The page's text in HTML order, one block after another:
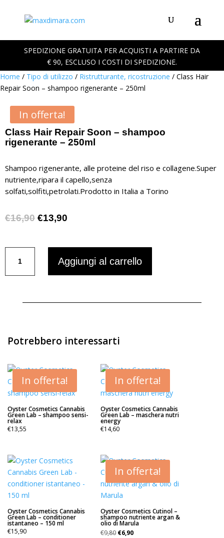
SPEDIZIONE GRATUITA PER ACQUISTI A PARTIRE DA
€ 90, ESCLUSO I COSTI DI SPEDIZIONE.
Home / Tipo di utilizzo / Ristrutturante, ricostruzione / Class Hair
Repair Soon – shampoo rigenerante – 250ml
In offerta!
Class Hair Repair Soon – shampoo
rigenerante – 250ml
Shampoo rigenerante, alle proteine del riso e collagene.Super
nutriente,ripara il capello,senza
solfati,solfiti,petrolati.Prodotto in Italia a Torino
€16,90 Il
€16,90.
€13,90
€13,90.
Hair
Repair
250ml
Aggiungi al carrello
Potrebbero interessarti
In offerta!
Oyster Cosmetics Cannabis
Green Lab – shampoo sensi-
relax
€13,55
In offerta!
Oyster Cosmetics Cannabis
Green Lab – maschera nutri
energy
€14,60
Oyster Cosmetics Cannabis
Green Lab – conditioner
istantaneo – 150 ml
€15,90
In offerta!
Oyster Cosmetics Cutinol –
shampoo nutriente argan &
olio di Marula
€9,80 Il
€6,90Il